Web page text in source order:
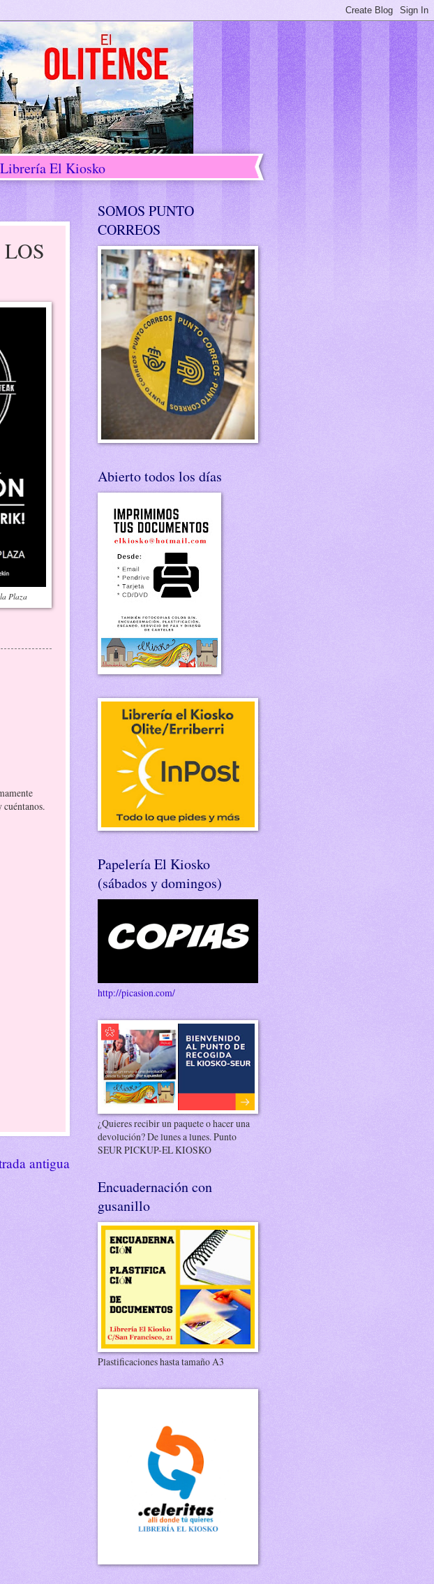
Librería El Kiosko
Plaza
antigua
SOMOS PUNTO
CORREOS
Abierto todos los días
Papelería El Kiosko
(sábados y domingos)
http://picasion.com/
¿Quieres recibir un paquete o hacer una
devolución? De lunes a lunes. Punto
SEUR PICKUP-EL KIOSKO
Encuadernación con
gusanillo
Plastificaciones hasta tamaño A3